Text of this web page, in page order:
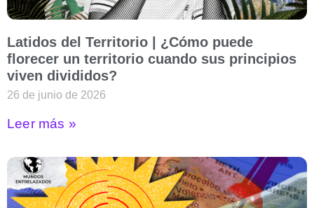
Latidos del Territorio | ¿Cómo puede
florecer un territorio cuando sus principios
viven divididos?
26 de junio de 2026
Leer más »